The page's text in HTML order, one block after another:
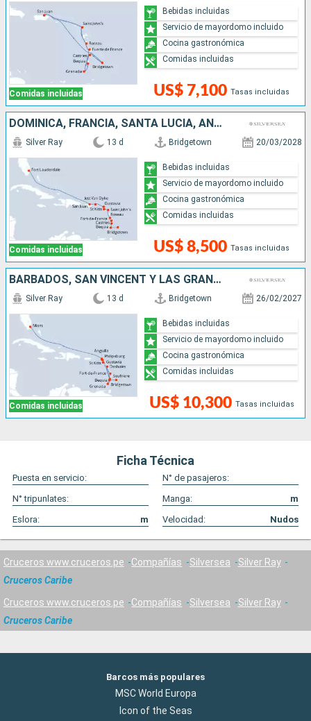
Comidas incluidas US$ 7,100 Tasas incluidas
Bebidas incluidas
Servicio de mayordomo incluido
Cocina gastronómica
Comidas incluidas
DOMINICA, FRANCIA, SANTA LUCIA, ANTIGUA Y BARBUDA, BARBADOS, ESTADOS UNIDOS, SAN VINCENT Y LAS GRANADINAS, PUERTO RICO
Comidas incluidas
Silver Ray 13 d Bridgetown 20/03/2028
US$ 8,500 Tasas incluidas
Bebidas incluidas
Servicio de mayordomo incluido
Cocina gastronómica
Comidas incluidas
BARBADOS, SAN VINCENT Y LAS GRANADINAS, GRENADA, SANTA LUCIA, ANTIGUA Y BARBUDA, SAN MARTÍN, FRANCIA, , ESTADOS UNIDOS
Comidas incluidas
Silver Ray 13 d Bridgetown 26/02/2027
US$ 10,300 Tasas incluidas
Bebidas incluidas
Servicio de mayordomo incluido
Cocina gastronómica
Comidas incluidas
Ficha Técnica
Puesta en servicio:
N° de pasajeros:
N° tripunlates:
Manga:
m
Eslora:
m Velocidad: Nudos
Cruceros www.cruceros.pe Compañías Silversea
Silver Ray
Cruceros Caribe
Cruceros www.cruceros.pe Compañías Silversea
Silver Ray
Cruceros Caribe
Barcos más populares
MSC World Europa
Icon of the Seas